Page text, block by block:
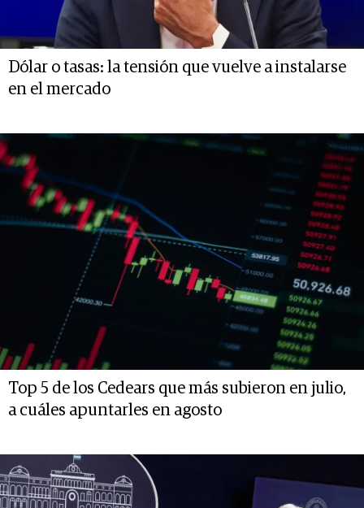
Dólar o tasas: la tensión que vuelve a instalarse
en el mercado
Top 5 de los Cedears que más subieron en julio,
a cuáles apuntarles en agosto